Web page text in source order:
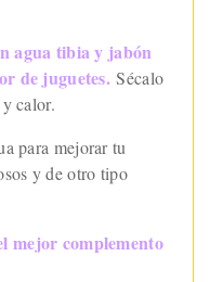
agua tibia y jabón
de juguetes. Sécalo
calor.
para mejorar tu
y de otro tipo
mejor complemento